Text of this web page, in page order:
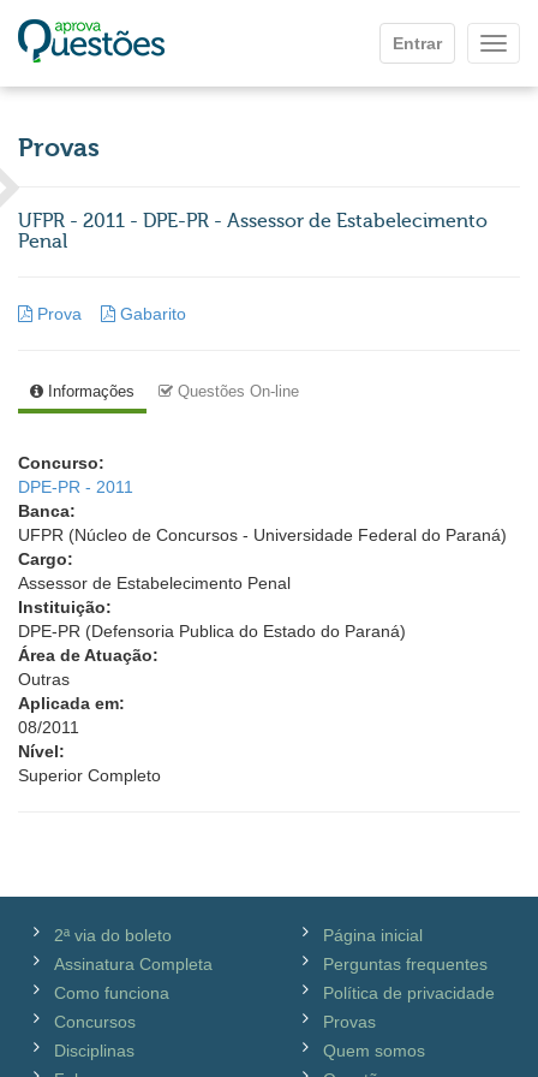
Entrar
Provas
UFPR - 2011 - DPE-PR - Assessor de Estabelecimento
Penal
Prova Gabarito
Informações Questões On-line
Concurso:
DPE-PR - 2011
Banca:
UFPR (Núcleo de Concursos - Universidade Federal do Paraná)
Cargo:
Assessor de Estabelecimento Penal
Instituição:
DPE-PR (Defensoria Publica do Estado do Paraná)
Área de Atuação:
Outras
Aplicada em:
08/2011
Nível:
Superior Completo
2ª via do boleto
Assinatura Completa
Como funciona
Concursos
Disciplinas
Página inicial
Perguntas frequentes
Política de privacidade
Provas
Quem somos